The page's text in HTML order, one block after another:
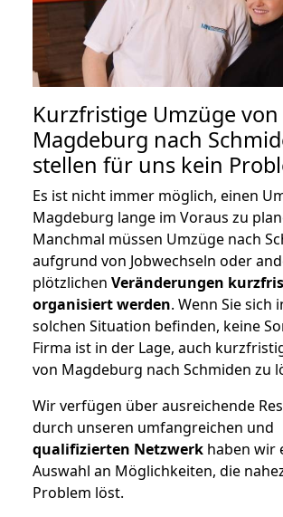
Kurzfristige Umzüge von
Magdeburg nach
stellen für uns kein
Es ist nicht immer möglich, einen
Magdeburg lange im Voraus zu
Manchmal müssen Umzüge nach
aufgrund von Jobwechseln oder
plötzlichen Veränderungen
organisiert werden. Wenn Sie sich
solchen Situation befinden, keine
Firma ist in der Lage, auch
von Magdeburg nach Schmiden zu
Wir verfügen über ausreichende
durch unseren umfangreichen und
qualifizierten Netzwerk haben wir
Auswahl an Möglichkeiten, die
Problem löst.